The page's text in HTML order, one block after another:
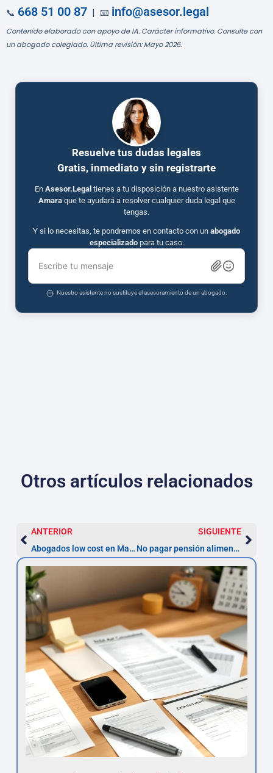
📞 668 51 00 87 | 📧 info@asesor.legal
Contenido elaborado con apoyo de IA. Carácter informativo. Consulte con
un abogado colegiado. Última revisión: Mayo 2026.
Resuelve tus dudas legales
Gratis, inmediato y sin registrarte
En Asesor.Legal tienes a tu disposición a nuestro asistente
Amaraque te ayudará a resolver cualquier duda legal que
tengas.
Y si lo necesitas, te pondremos en contacto con un abogado
especializadopara tu caso.
Escribe tu mensaje
Nuestro asistente no sustituye el asesoramiento de un abogado.
Otros artículos relacionados
ANTERIOR
Abogados low cost en Madrid: asesoría desde 18€
SIGUIENTE
No pagar pensión alimenticia: opciones legales y riesgos